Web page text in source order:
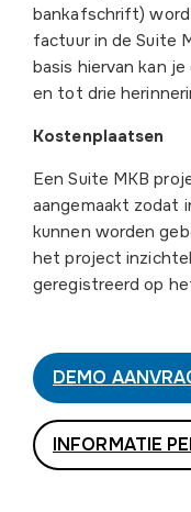
bankafschrift)
factuur in de Suite
basis hiervan kan
en tot drie
Kostenplaatsen
Een Suite MKB
aangemaakt zodat
kunnen worden
het project
geregistreerd op
DEMO
INFORMATIE